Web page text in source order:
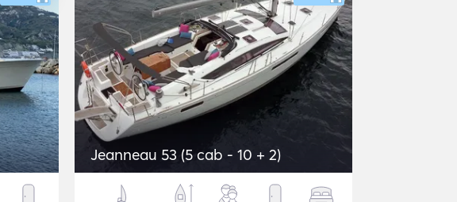
Jeanneau 53 (5 cab - 10 + 2)